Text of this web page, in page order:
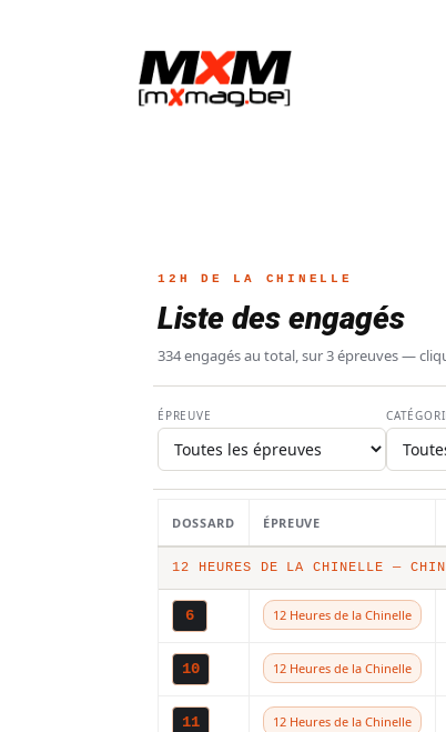
12H DE LA CHINELLE
Liste des engagés
334 engagés au total, sur 3 épreuves —
ÉPREUVE
DOSSARD ÉPREUVE
12 HEURES DE LA CHINELLE —
6 12 Heures de la Chinelle
10 12 Heures de la Chinelle
11 12 Heures de la Chinelle
France
: le
2026/